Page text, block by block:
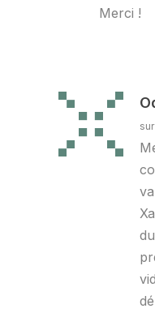
Merci !